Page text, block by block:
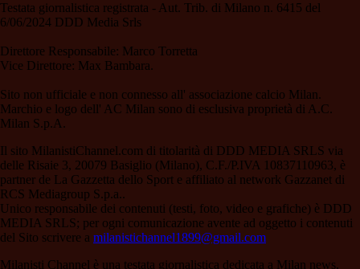
Testata giornalistica registrata - Aut. Trib. di Milano n. 6415 del
6/06/2024 DDD Media Srls
Direttore Responsabile: Marco Torretta
Vice Direttore: Max Bambara.
Sito non ufficiale e non connesso all' associazione calcio Milan.
Marchio e logo dell' AC Milan sono di esclusiva proprietà di A.C.
Milan S.p.A.
Il sito MilanistiChannel.com di titolarità di DDD MEDIA SRLS via
delle Risaie 3, 20079 Basiglio (Milano), C.F./P.IVA 10837110963, è
partner de La Gazzetta dello Sport e affiliato al network Gazzanet di
RCS Mediagroup S.p.a..
Unico responsabile dei contenuti (testi, foto, video e grafiche) è DDD
MEDIA SRLS; per ogni comunicazione avente ad oggetto i contenuti
del Sito scrivere a milanistichannel1899@gmail.com
Milanisti Channel è una testata giornalistica dedicata a Milan news,